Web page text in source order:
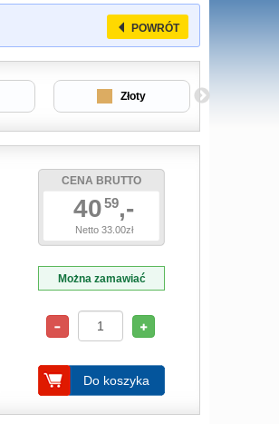
POWRÓT
Złoty
CENA BRUTTO
40 59,-
Netto 33.00zł
Można zamawiać
Do koszyka